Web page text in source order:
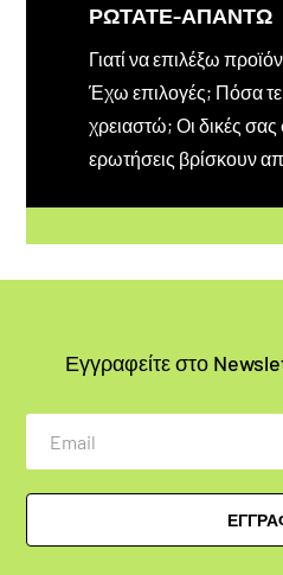
ΡΩΤΑΤΕ-ΑΠΑΝΤΩ
Γιατί να επιλέξω
Έχω επιλογές; Πόσα
χρειαστώ; Οι δικές σας
ερωτήσεις βρίσκουν
Εγγραφείτε στο
Email